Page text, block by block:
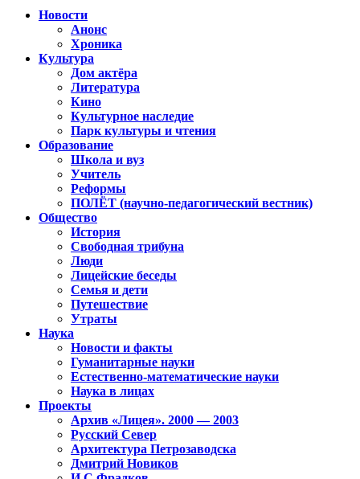
Новости
Анонс
Хроника
Культура
Дом актёра
Литература
Кино
Культурное наследие
Парк культуры и чтения
Образование
Школа и вуз
Учитель
Реформы
ПОЛЁТ (научно-педагогический вестник)
Общество
История
Свободная трибуна
Люди
Лицейские беседы
Семья и дети
Путешествие
Утраты
Наука
Новости и факты
Гуманитарные науки
Естественно-математические науки
Наука в лицах
Проекты
Архив «Лицея». 2000 — 2003
Русский Север
Архитектура Петрозаводска
Дмитрий Новиков